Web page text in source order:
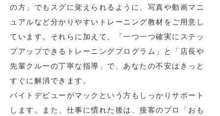
の方」でもスグに覚えられるように、写真や動画マニ
ュアルなど分かりやすいトレーニング教材をご用意し
ています。それらに加えて、「一つ一つ確実にステッ
プアップできるトレーニングプログラム」と「店長や
先輩クルーの丁寧な指導」で、あなたの不安はきっと
すぐに解消できます。
バイトデビューがマックという方もしっかりサポート
します。また、仕事に慣れた後は、接客のプロ「おも